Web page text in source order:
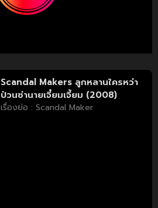
Scandal Makers ลูกหลานใครหว่า
ป่วนซ่านายเจี๋ยมเจี้ยม (2008)
เรื่องย่อ : Scandal Maker